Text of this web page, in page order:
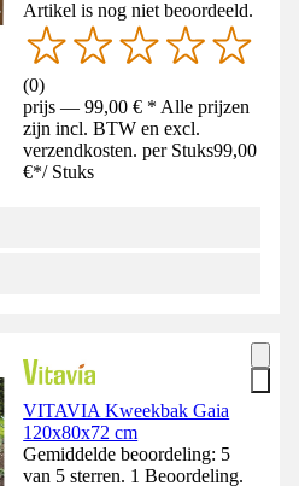
Artikel is nog niet beoordeeld.
(0)
prijs — 99,00 € * Alle prijzen
zijn incl. BTW en excl.
verzendkosten. per Stuks99,00
€*/ Stuks
VITAVIA Kweekbak Gaia
120x80x72 cm
Gemiddelde beoordeling: 5
van 5 sterren. 1 Beoordeling.